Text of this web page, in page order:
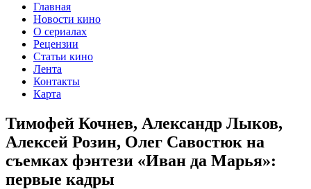
Главная
Новости кино
О сериалах
Рецензии
Статьи кино
Лента
Контакты
Карта
Тимофей Кочнев, Александр Лыков,
Алексей Розин, Олег Савостюк на
съемках фэнтези «Иван да Марья»:
первые кадры